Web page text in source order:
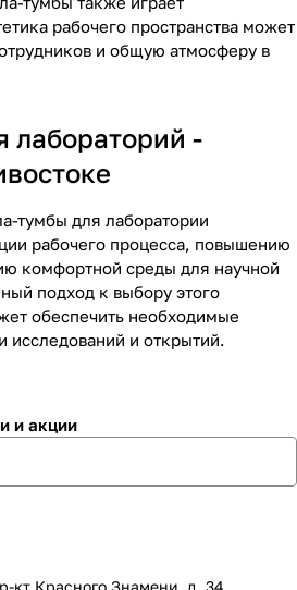
рабочего пространства может
и общую атмосферу в
лабораторий -
тумбы для лаборатории
рабочего процесса, повышению
комфортной среды для научной
подход к выбору этого
обеспечить необходимые
исследований и открытий.
и акции
кт Красного Знамени, д. 34